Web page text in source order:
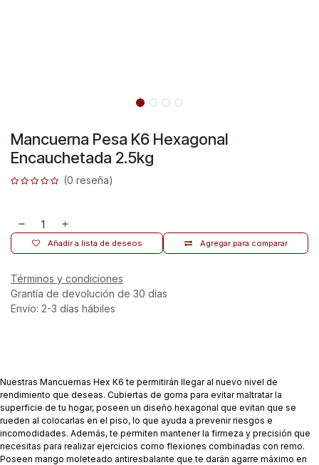
Mancuerna Pesa K6 Hexagonal
Encauchetada 2.5kg
(0 reseña)
Agregar para comparar
Añadir a lista de deseos
Términos y condiciones
Grantía de devolución de 30 días
Envío: 2-3 días hábiles
Nuestras Mancuernas Hex K6 te permitirán llegar al nuevo nivel de
rendimiento que deseas. Cubiertas de goma para evitar maltratar la
superficie de tu hogar, poseen un diseño hexagonal que evitan que se
rueden al colocarlas en el piso, lo que ayuda a prevenir riesgos e
incomodidades. Además, te permiten mantener la firmeza y precisión que
necesitas para realizar ejercicios como flexiones combinadas con remo.
Poseen mango moleteado antiresbalante que te darán agarre máximo en